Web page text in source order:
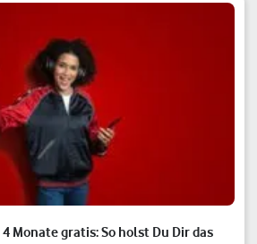
Monate gratis: So holst Du Dir das